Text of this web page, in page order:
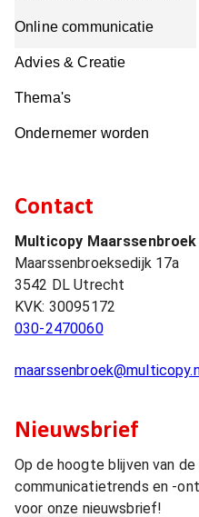
Online communicatie
Advies & Creatie
Thema's
Ondernemer worden
Contact
Multicopy Maarssenbroek
Maarssenbroeksedijk 17a
3542 DL Utrecht
KVK: 30095172
030-2470060
Nieuwsbrief
Op de hoogte blijven van
communicatietrends en -
voor onze nieuwsbrief!